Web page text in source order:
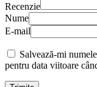
Recenzie
Nume
E-mail
Salvează-mi
pentru data viitoare